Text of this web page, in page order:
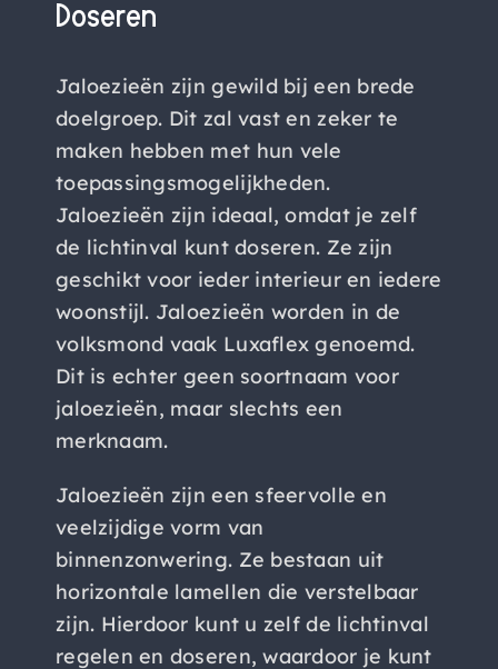
Doseren
Jaloezieën zijn gewild bij een brede
doelgroep. Dit zal vast en zeker te
maken hebben met hun vele
toepassingsmogelijkheden.
Jaloezieën zijn ideaal, omdat je zelf
de lichtinval kunt doseren. Ze zijn
geschikt voor ieder interieur en iedere
woonstijl. Jaloezieën worden in de
volksmond vaak Luxaflex genoemd.
Dit is echter geen soortnaam voor
jaloezieën, maar slechts een
merknaam.
Jaloezieën zijn een sfeervolle en
veelzijdige vorm van
binnenzonwering. Ze bestaan uit
horizontale lamellen die verstelbaar
zijn. Hierdoor kunt u zelf de lichtinval
regelen en doseren, waardoor je kunt